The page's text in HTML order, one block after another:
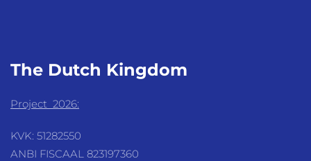
The Dutch Kingdom
Project 2026:
KVK: 51282550
ANBI FISCAAL 823197360